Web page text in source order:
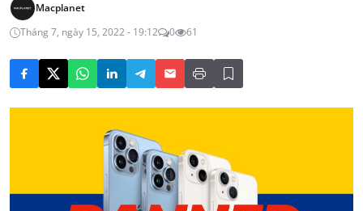
Macplanet
Tháng 7, ngày 15, 2022 - 19:12
0 61